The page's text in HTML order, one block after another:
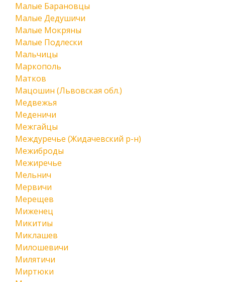
Малые Барановцы
Малые Дедушичи
Малые Мокряны
Малые Подлески
Мальчицы
Маркополь
Матков
Мацошин (Львовская обл.)
Медвежья
Меденичи
Межгайцы
Междуречье (Жидачевский р-н)
Межиброды
Межиречье
Мельнич
Мервичи
Мерещев
Миженец
Микитиы
Миклашев
Милошевичи
Милятичи
Миртюки